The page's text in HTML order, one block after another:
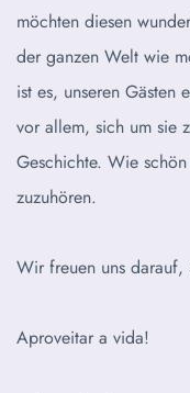
möchten diesen
der ganzen Welt wie
ist es, unseren Gästen
vor allem, sich um sie
Geschichte. Wie
zuzuhören.
Wir freuen uns darauf,
Aproveitar a vida!